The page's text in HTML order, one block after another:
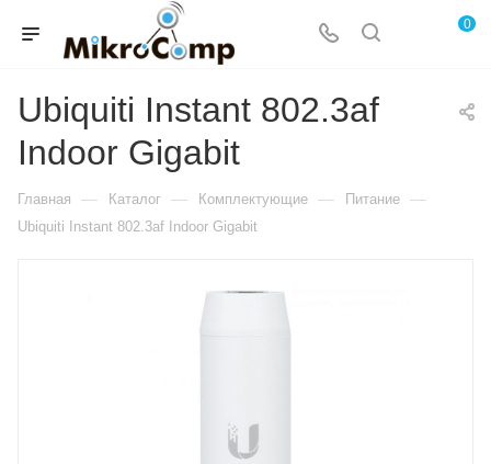
0
Ubiquiti Instant 802.3af
Indoor Gigabit
Главная — Каталог — Комплектующие — Питание —
Ubiquiti Instant 802.3af Indoor Gigabit